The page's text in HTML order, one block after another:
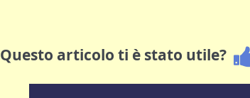
Questo articolo ti è stato utile?